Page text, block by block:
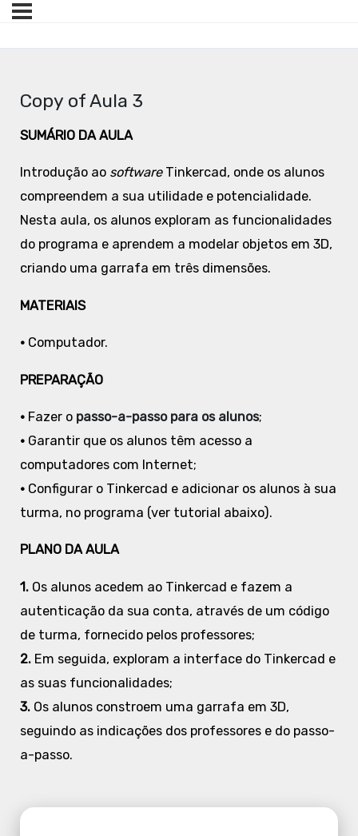
Copy of Aula 3
SUMÁRIO DA AULA
Introdução ao software Tinkercad, onde os alunos
compreendem a sua utilidade e potencialidade.
Nesta aula, os alunos exploram as funcionalidades
do programa e aprendem a modelar objetos em 3D,
criando uma garrafa em três dimensões.
MATERIAIS
• Computador.
PREPARAÇÃO
•Fazer o passo-a-passo para os alunos;
• Garantir que os alunos têm acesso a
computadores com Internet;
• Configurar o Tinkercad e adicionar os alunos à sua
turma, no programa (ver tutorial abaixo).
PLANO DA AULA
1. Os alunos acedem ao Tinkercad e fazem a
autenticação da sua conta, através de um código
de turma, fornecido pelos professores;
2. Em seguida, exploram a interface do Tinkercad e
as suas funcionalidades;
3. Os alunos constroem uma garrafa em 3D,
seguindo as indicações dos professores e do passo-
a-passo.